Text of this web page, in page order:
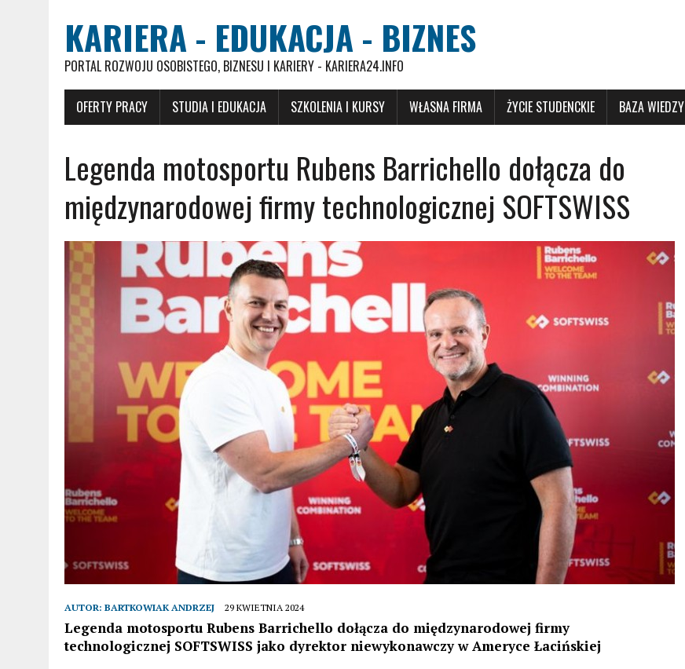
KARIERA - EDUKACJA - BIZNES
PORTAL ROZWOJU OSOBISTEGO, BIZNESU I KARIERY - KARIERA24.INFO
OFERTY PRACY STUDIA I EDUKACJA SZKOLENIA I KURSY WŁASNA FIRMA ŻYCIE STUDENCKIE BAZA WIEDZY
Legenda motosportu Rubens Barrichello dołącza do
międzynarodowej firmy technologicznej SOFTSWISS
AUTOR: BARTKOWIAK ANDRZEJ 29 KWIETNIA 2024
Legenda motosportu Rubens Barrichello dołącza do międzynarodowej firmy
technologicznej SOFTSWISS jako dyrektor niewykonawczy w Ameryce Łacińskiej